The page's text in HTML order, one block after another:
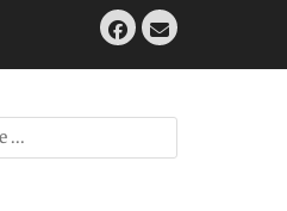
Facebook
E-
Mail